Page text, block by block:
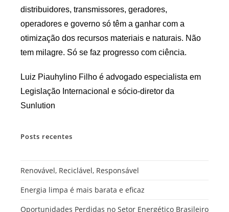
distribuidores, transmissores, geradores,
operadores e governo só têm a ganhar com a
otimização dos recursos materiais e naturais. Não
tem milagre. Só se faz progresso com ciência.
Luiz Piauhylino Filho é advogado especialista em
Legislação Internacional e sócio-diretor da
Sunlution
Posts recentes
Renovável, Reciclável, Responsável
Energia limpa é mais barata e eficaz
Oportunidades Perdidas no Setor Energético Brasileiro